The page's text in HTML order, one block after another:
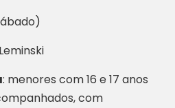
: menores com 16 e 17 anos
com